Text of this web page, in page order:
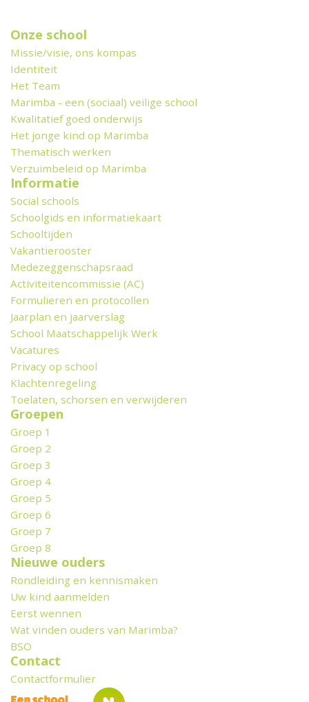
Onze school
Missie/visie, ons kompas
Identiteit
Het Team
Marimba - een (sociaal) veilige school
Kwalitatief goed onderwijs
Het jonge kind op Marimba
Thematisch werken
Verzuimbeleid op Marimba
Informatie
Social schools
Schoolgids en informatiekaart
Schooltijden
Vakantierooster
Medezeggenschapsraad
Activiteitencommissie (AC)
Formulieren en protocollen
Jaarplan en jaarverslag
School Maatschappelijk Werk
Vacatures
Privacy op school
Klachtenregeling
Toelaten, schorsen en verwijderen
Groepen
Groep 1
Groep 2
Groep 3
Groep 4
Groep 5
Groep 6
Groep 7
Groep 8
Nieuwe ouders
Rondleiding en kennismaken
Uw kind aanmelden
Eerst wennen
Wat vinden ouders van Marimba?
BSO
Contact
Contactformulier